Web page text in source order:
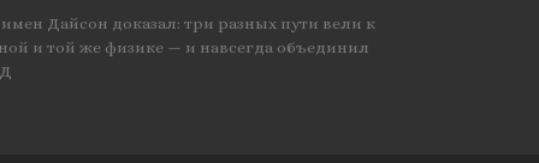
Дайсон доказал: три разных пути вели к
и той же физике — и навсегда объединил